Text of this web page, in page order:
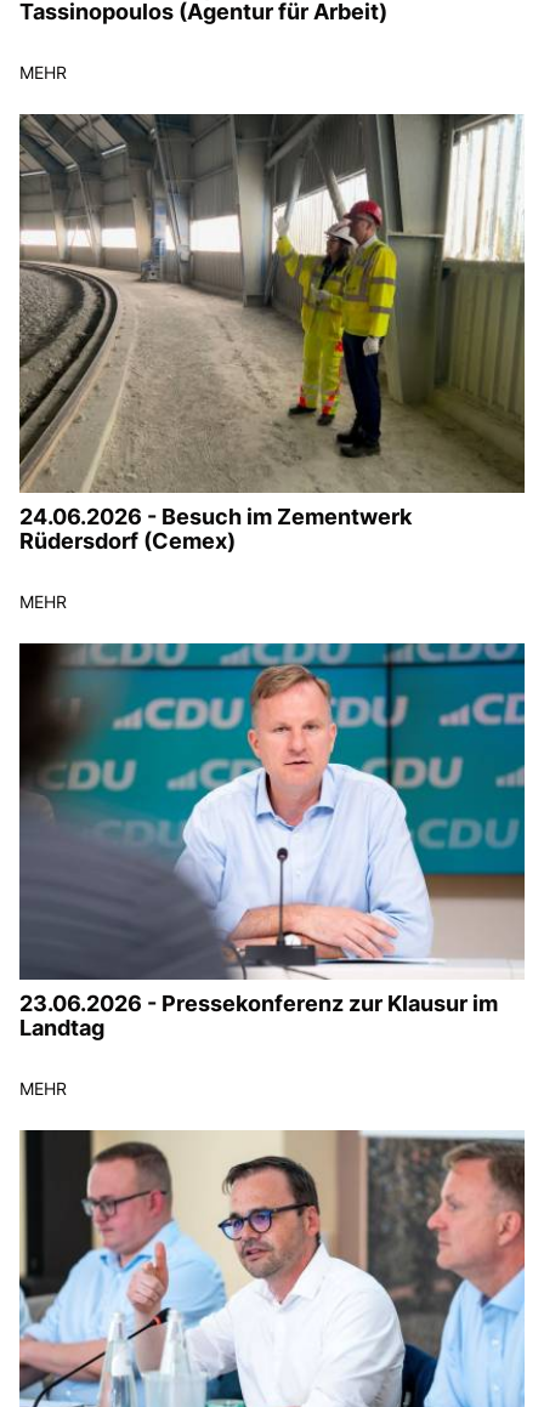
Tassinopoulos (Agentur für Arbeit)
MEHR
24.06.2026 - Besuch im Zementwerk
Rüdersdorf (Cemex)
MEHR
23.06.2026 - Pressekonferenz zur Klausur im
Landtag
MEHR